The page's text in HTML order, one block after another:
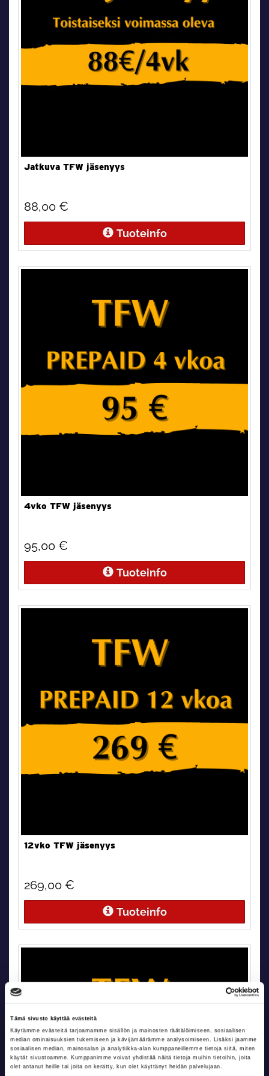
Tämä sivusto käyttää evästeitä
Käytämme evästeitä tarjoamamme sisällön ja mainosten räätälöimiseen, sosiaalisen
median ominaisuuksien tukemiseen ja kävijämäärämme analysoimiseen. Lisäksi jaamme
sosiaalisen median, mainosalan ja analytiikka-alan kumppaneillemme tietoja siitä, miten
käytät sivustoamme. Kumppanimme voivat yhdistää näitä tietoja muihin tietoihin, joita
olet antanut heille tai joita on kerätty, kun olet käyttänyt heidän palvelujaan.
Jatkuva TFW jäsenyys
88,00 €
Tuoteinfo
4vko TFW jäsenyys
95,00 €
Tuoteinfo
12vko TFW jäsenyys
269,00 €
Tuoteinfo